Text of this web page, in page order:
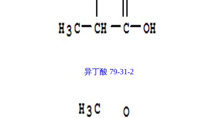
异丁酸 79-31-2